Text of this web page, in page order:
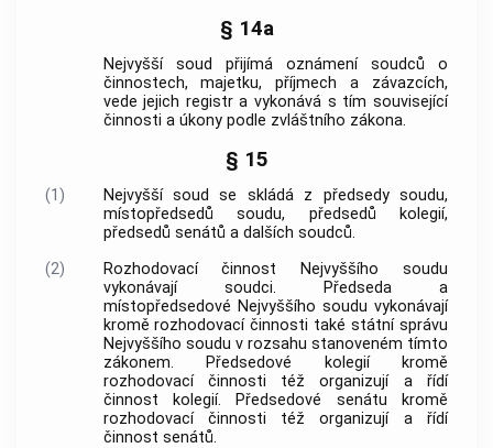
§ 14a
Nejvyšší soud přijímá oznámení soudců o
činnostech, majetku, příjmech a závazcích,
vede jejich registr a vykonává s tím související
činnosti a úkony podle zvláštního zákona.
§ 15
(1)
Nejvyšší soud se skládá z předsedy soudu,
místopředsedů soudu, předsedů kolegií,
předsedů senátů a dalších soudců.
(2)
Rozhodovací činnost Nejvyššího soudu
vykonávají soudci. Předseda a
místopředsedové Nejvyššího soudu vykonávají
kromě rozhodovací činnosti také státní správu
Nejvyššího soudu v rozsahu stanoveném tímto
zákonem. Předsedové kolegií kromě
rozhodovací činnosti též organizují a řídí
činnost kolegií. Předsedové senátu kromě
rozhodovací činnosti též organizují a řídí
činnost senátů.